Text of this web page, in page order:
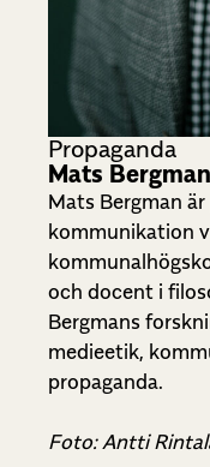
Propaganda
Mats Bergman
Mats Bergman
kommunikation
och docent i
Bergmans
medieetik,
propaganda.
Foto: Antti